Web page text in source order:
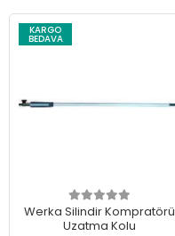
KARGO
BEDAVA
Werka Silindir Kompratörü
Uzatma Kolu